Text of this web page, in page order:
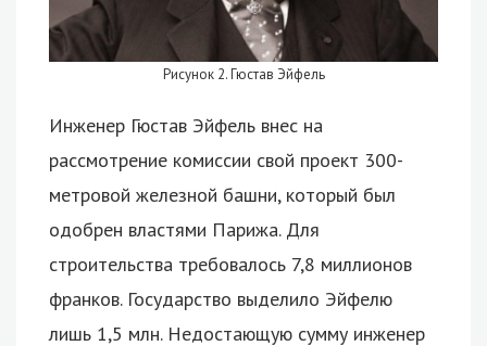
Рисунок 2. Гюстав Эйфель
Инженер Гюстав Эйфель внес на
рассмотрение комиссии свой проект 300-
метровой железной башни, который был
одобрен властями Парижа. Для
строительства требовалось 7,8 миллионов
франков. Государство выделило Эйфелю
лишь 1,5 млн. Недостающую сумму инженер